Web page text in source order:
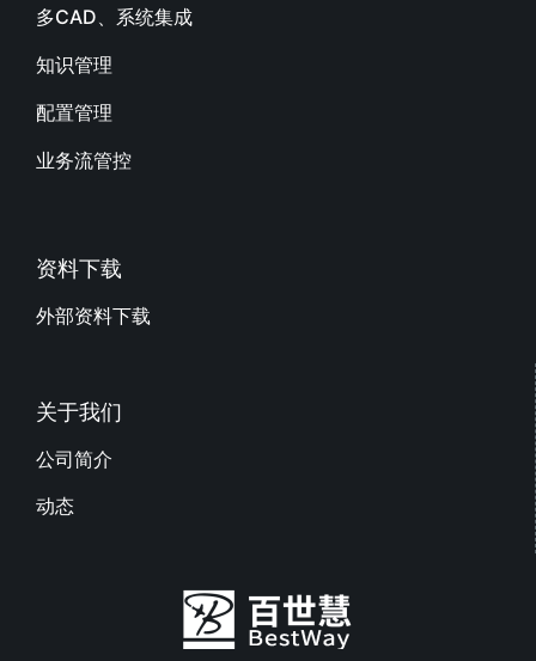
多CAD、系统集成
知识管理
配置管理
业务流管控
资料下载
外部资料下载
关于我们
公司简介
动态